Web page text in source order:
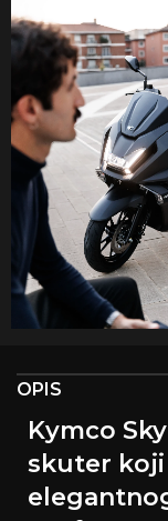
OPIS
Kymco
skuter